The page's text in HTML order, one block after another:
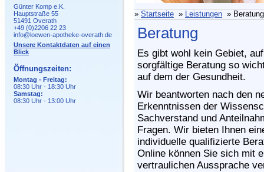
Günter Komp e.K.
Hauptstraße 55
51491 Overath
+49 (0)2206 22 23
info@loewen-apotheke-overath.de
Unsere Kontaktdaten auf einen
Blick
Öffnungszeiten:
Montag - Freitag:
08:30 Uhr - 18:30 Uhr
Samstag:
08:30 Uhr - 13:00 Uhr
» Startseite » Leistungen » Beratung
Beratung
Es gibt wohl kein Gebiet,
sorgfältige Beratung so
auf dem der Gesundheit.
Wir beantworten nach den
Erkenntnissen der
Sachverstand und
Fragen. Wir bieten Ihnen
individuelle qualifizierte
Online können Sie sich mit
vertraulichen Aussprache